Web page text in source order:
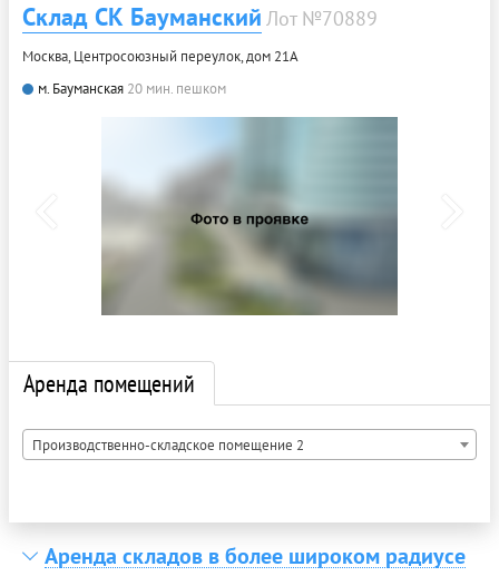
Склад СК Бауманский Лот №70889
Москва, Центросоюзный переулок, дом 21А
м. Бауманская 20 мин. пешком
Аренда помещений
Производственно-складское помещение 2
Аренда складов в более широком радиусе